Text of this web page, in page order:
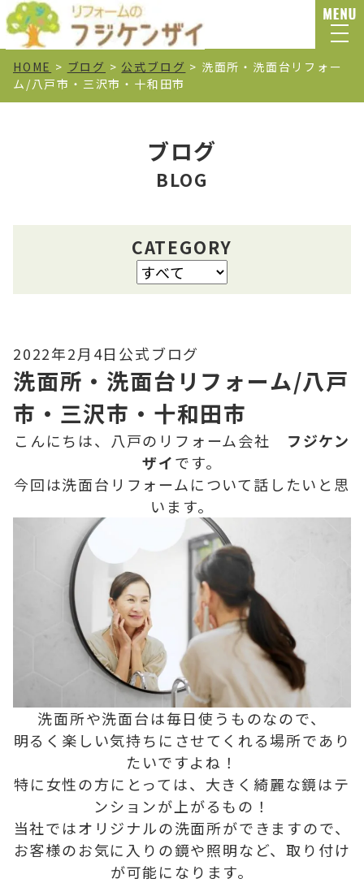
HOME > ブログ > 公式ブログ > 洗面所・洗面台リフォー
ム/八戸市・三沢市・十和田市
ブログ
BLOG
CATEGORY
2022年2月4日 公式ブログ
洗面所・洗面台リフォーム/八戸
市・三沢市・十和田市
こんにちは、八戸のリフォーム会社 フジケン
ザイです。
今回は洗面台リフォームについて話したいと思
います。
洗面所や洗面台は毎日使うものなので、
明るく楽しい気持ちにさせてくれる場所であり
たいですよね！
特に女性の方にとっては、大きく綺麗な鏡はテ
ンションが上がるもの！
当社ではオリジナルの洗面所ができますので、
お客様のお気に入りの鏡や照明など、取り付け
が可能になります。